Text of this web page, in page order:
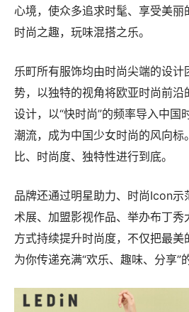
心境，使众多追求时髦、享受美
时尚之趣，玩味混搭之乐。
乐町所有服饰均由时尚尖端的设计
势，以独特的视角将欧亚时尚前沿
设计，以“快时尚”的频率导入中国
潮流，成为中国少女时尚的风向标
比、时尚度、独特性进行到底。
品牌还通过明星助力、时尚Icon示
术展、加盟影视作品、举办布丁秀
方式持续提升时尚度，不仅把最美
为你传递充满“欢乐、趣味、分享”